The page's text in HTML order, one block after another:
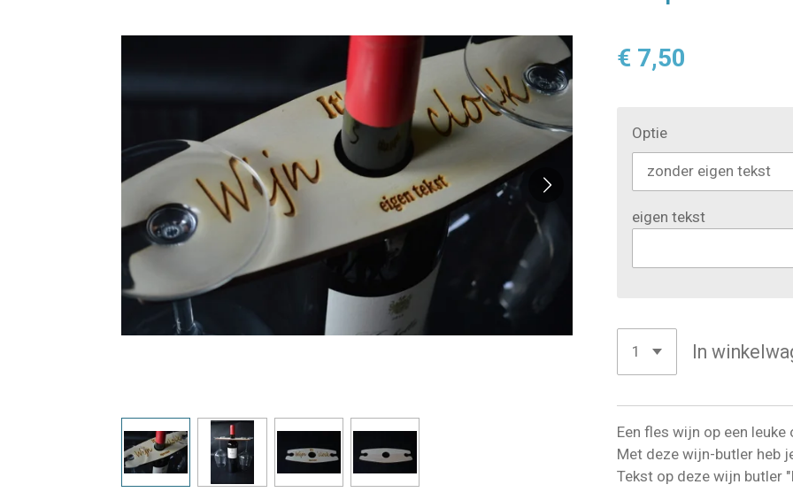
€ 7,50
Optie
eigen tekst
In
Een fles wijn op een
Met deze wijn-butler heb
Tekst op deze wijn butler